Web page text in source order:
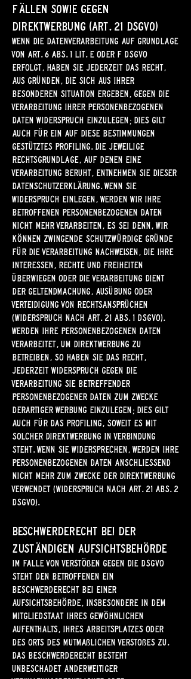
Fällen sowie gegen
Direktwerbung (Art. 21 DSGVO)
WENN DIE DATENVERARBEITUNG AUF GRUNDLAGE
VON ART. 6 ABS. 1 LIT. E ODER F DSGVO
ERFOLGT, HABEN SIE JEDERZEIT DAS RECHT,
AUS GRÜNDEN, DIE SICH AUS IHRER
BESONDEREN SITUATION ERGEBEN, GEGEN DIE
VERARBEITUNG IHRER PERSONENBEZOGENEN
DATEN WIDERSPRUCH EINZULEGEN; DIES GILT
AUCH FÜR EIN AUF DIESE BESTIMMUNGEN
GESTÜTZTES PROFILING. DIE JEWEILIGE
RECHTSGRUNDLAGE, AUF DENEN EINE
VERARBEITUNG BERUHT, ENTNEHMEN SIE DIESER
DATENSCHUTZERKLÄRUNG. WENN SIE
WIDERSPRUCH EINLEGEN, WERDEN WIR IHRE
BETROFFENEN PERSONENBEZOGENEN DATEN
NICHT MEHR VERARBEITEN, ES SEI DENN, WIR
KÖNNEN ZWINGENDE SCHUTZWÜRDIGE GRÜNDE
FÜR DIE VERARBEITUNG NACHWEISEN, DIE IHRE
INTERESSEN, RECHTE UND FREIHEITEN
ÜBERWIEGEN ODER DIE VERARBEITUNG DIENT
DER GELTENDMACHUNG, AUSÜBUNG ODER
VERTEIDIGUNG VON RECHTSANSPRÜCHEN
(WIDERSPRUCH NACH ART. 21 ABS. 1 DSGVO).
WERDEN IHRE PERSONENBEZOGENEN DATEN
VERARBEITET, UM DIREKTWERBUNG ZU
BETREIBEN, SO HABEN SIE DAS RECHT,
JEDERZEIT WIDERSPRUCH GEGEN DIE
VERARBEITUNG SIE BETREFFENDER
PERSONENBEZOGENER DATEN ZUM ZWECKE
DERARTIGER WERBUNG EINZULEGEN; DIES GILT
AUCH FÜR DAS PROFILING, SOWEIT ES MIT
SOLCHER DIREKTWERBUNG IN VERBINDUNG
STEHT. WENN SIE WIDERSPRECHEN, WERDEN IHRE
PERSONENBEZOGENEN DATEN ANSCHLIESSEND
NICHT MEHR ZUM ZWECKE DER DIREKTWERBUNG
VERWENDET (WIDERSPRUCH NACH ART. 21 ABS. 2
DSGVO).
Beschwerde­recht bei der
zuständigen Aufsichts­behörde
Im Falle von Verstößen gegen die DSGVO
steht den Betroffenen ein
Beschwerderecht bei einer
Aufsichtsbehörde, insbesondere in dem
Mitgliedstaat ihres gewöhnlichen
Aufenthalts, ihres Arbeitsplatzes oder
des Orts des mutmaßlichen Verstoßes zu.
Das Beschwerderecht besteht
unbeschadet anderweitiger